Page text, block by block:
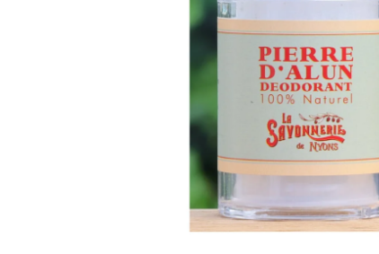
STABILIZOVANÁ KVĚTINA, VĚČNÁ RŮŽE